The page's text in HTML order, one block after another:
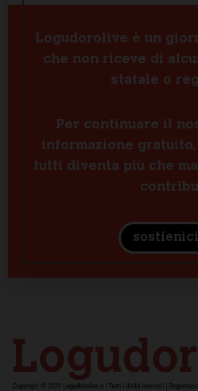
Logudorolive è un
che non riceve di
statale o
Per continuare il
informazione
tutti diventa più che